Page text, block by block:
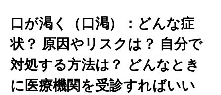
口が渇く（口渇）：どんな症
状？ 原因やリスクは？ 自分で
対処する方法は？ どんなとき
に医療機関を受診すればいい